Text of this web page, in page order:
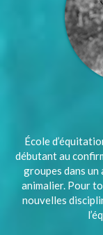
École
débutant au
groupes dans un
animalier. Pour
nouvelles